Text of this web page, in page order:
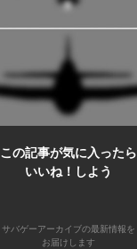
この記事が気に入ったら
いいね！しよう
サバゲーアーカイブの最新情報を
お届けします